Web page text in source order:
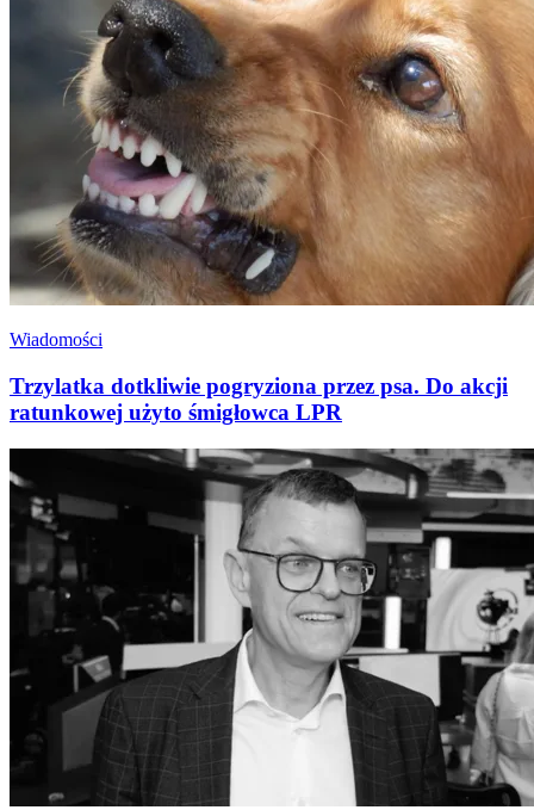
Wiadomości
Trzylatka dotkliwie pogryziona przez psa. Do akcji
ratunkowej użyto śmigłowca LPR